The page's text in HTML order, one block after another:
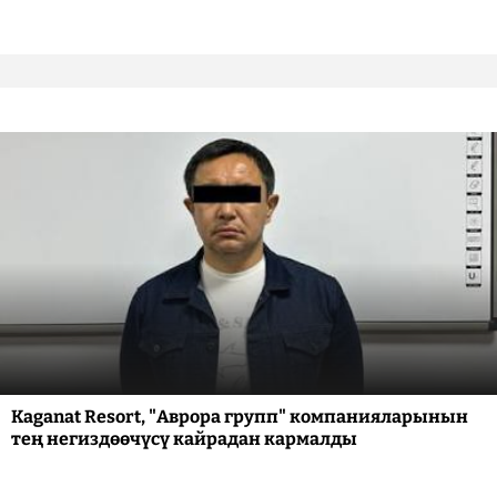
Kaganat Resort, "Аврора групп" компанияларынын
тең негиздөөчүсү кайрадан кармалды